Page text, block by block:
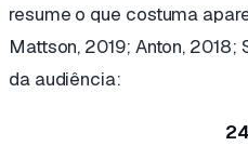
resume o que costuma
Mattson, 2019; Anton, 2018;
da audiência:
GLICOGÊNIO